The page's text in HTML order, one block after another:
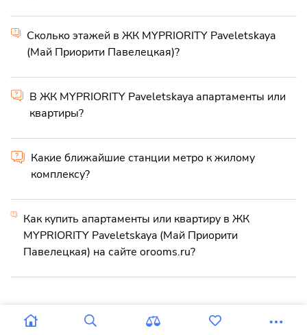
Сколько этажей в ЖК MYPRIORITY Paveletskaya
(Май Приорити Павелецкая)?
В ЖК MYPRIORITY Paveletskaya апартаменты или
квартиры?
Какие ближайшие станции метро к жилому
комплексу?
Как купить апартаменты или квартиру в ЖК
MYPRIORITY Paveletskaya (Май Приорити
Павелецкая) на сайте orooms.ru?